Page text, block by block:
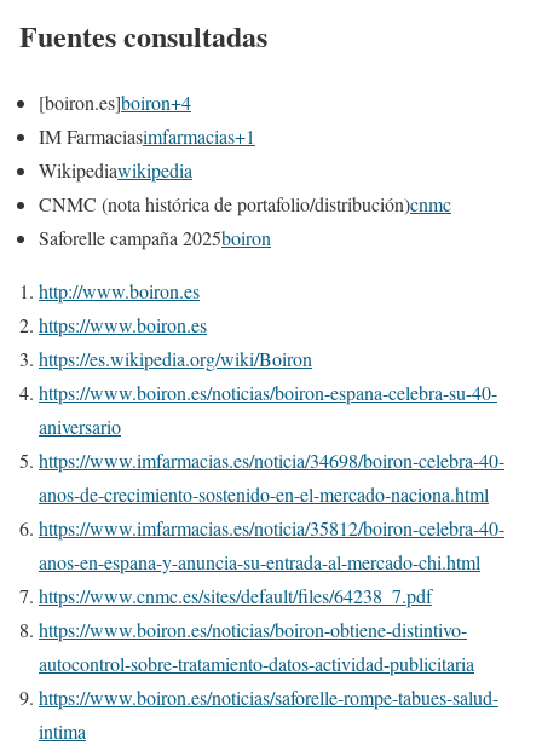
Fuentes consultadas
[boiron.es]boiron+4
IM Farmaciasimfarmacias+1
Wikipediawikipedia
CNMC (nota histórica de portafolio/distribución)cnmc
Saforelle campaña 2025boiron
http://www.boiron.es
https://www.boiron.es
https://es.wikipedia.org/wiki/Boiron
https://www.boiron.es/noticias/boiron-espana-celebra-su-40-
aniversario
https://www.imfarmacias.es/noticia/34698/boiron-celebra-40-
anos-de-crecimiento-sostenido-en-el-mercado-naciona.html
https://www.imfarmacias.es/noticia/35812/boiron-celebra-40-
anos-en-espana-y-anuncia-su-entrada-al-mercado-chi.html
https://www.cnmc.es/sites/default/files/64238_7.pdf
https://www.boiron.es/noticias/boiron-obtiene-distintivo-
autocontrol-sobre-tratamiento-datos-actividad-publicitaria
https://www.boiron.es/noticias/saforelle-rompe-tabues-salud-
intima